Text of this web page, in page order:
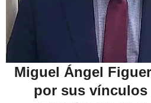
Miguel Ángel
por sus vínculos